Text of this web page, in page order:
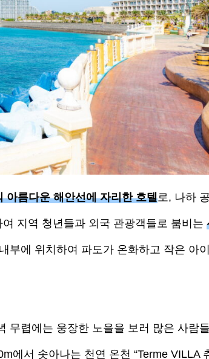
아름다운 해안선에 자리한 호텔로, 나하
지역 청년들과 외국 관광객들로 붐비는
부에 위치하여 파도가 온화하고 작은 아
렵에는 웅장한 노을을 보러 많은 사람들
에서 솟아나는 천연 온천 “Terme VILLA